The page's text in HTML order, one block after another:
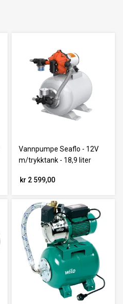
Vannpumpe Seaflo - 12V
m/trykktank - 18,9 liter
kr 2 599,00